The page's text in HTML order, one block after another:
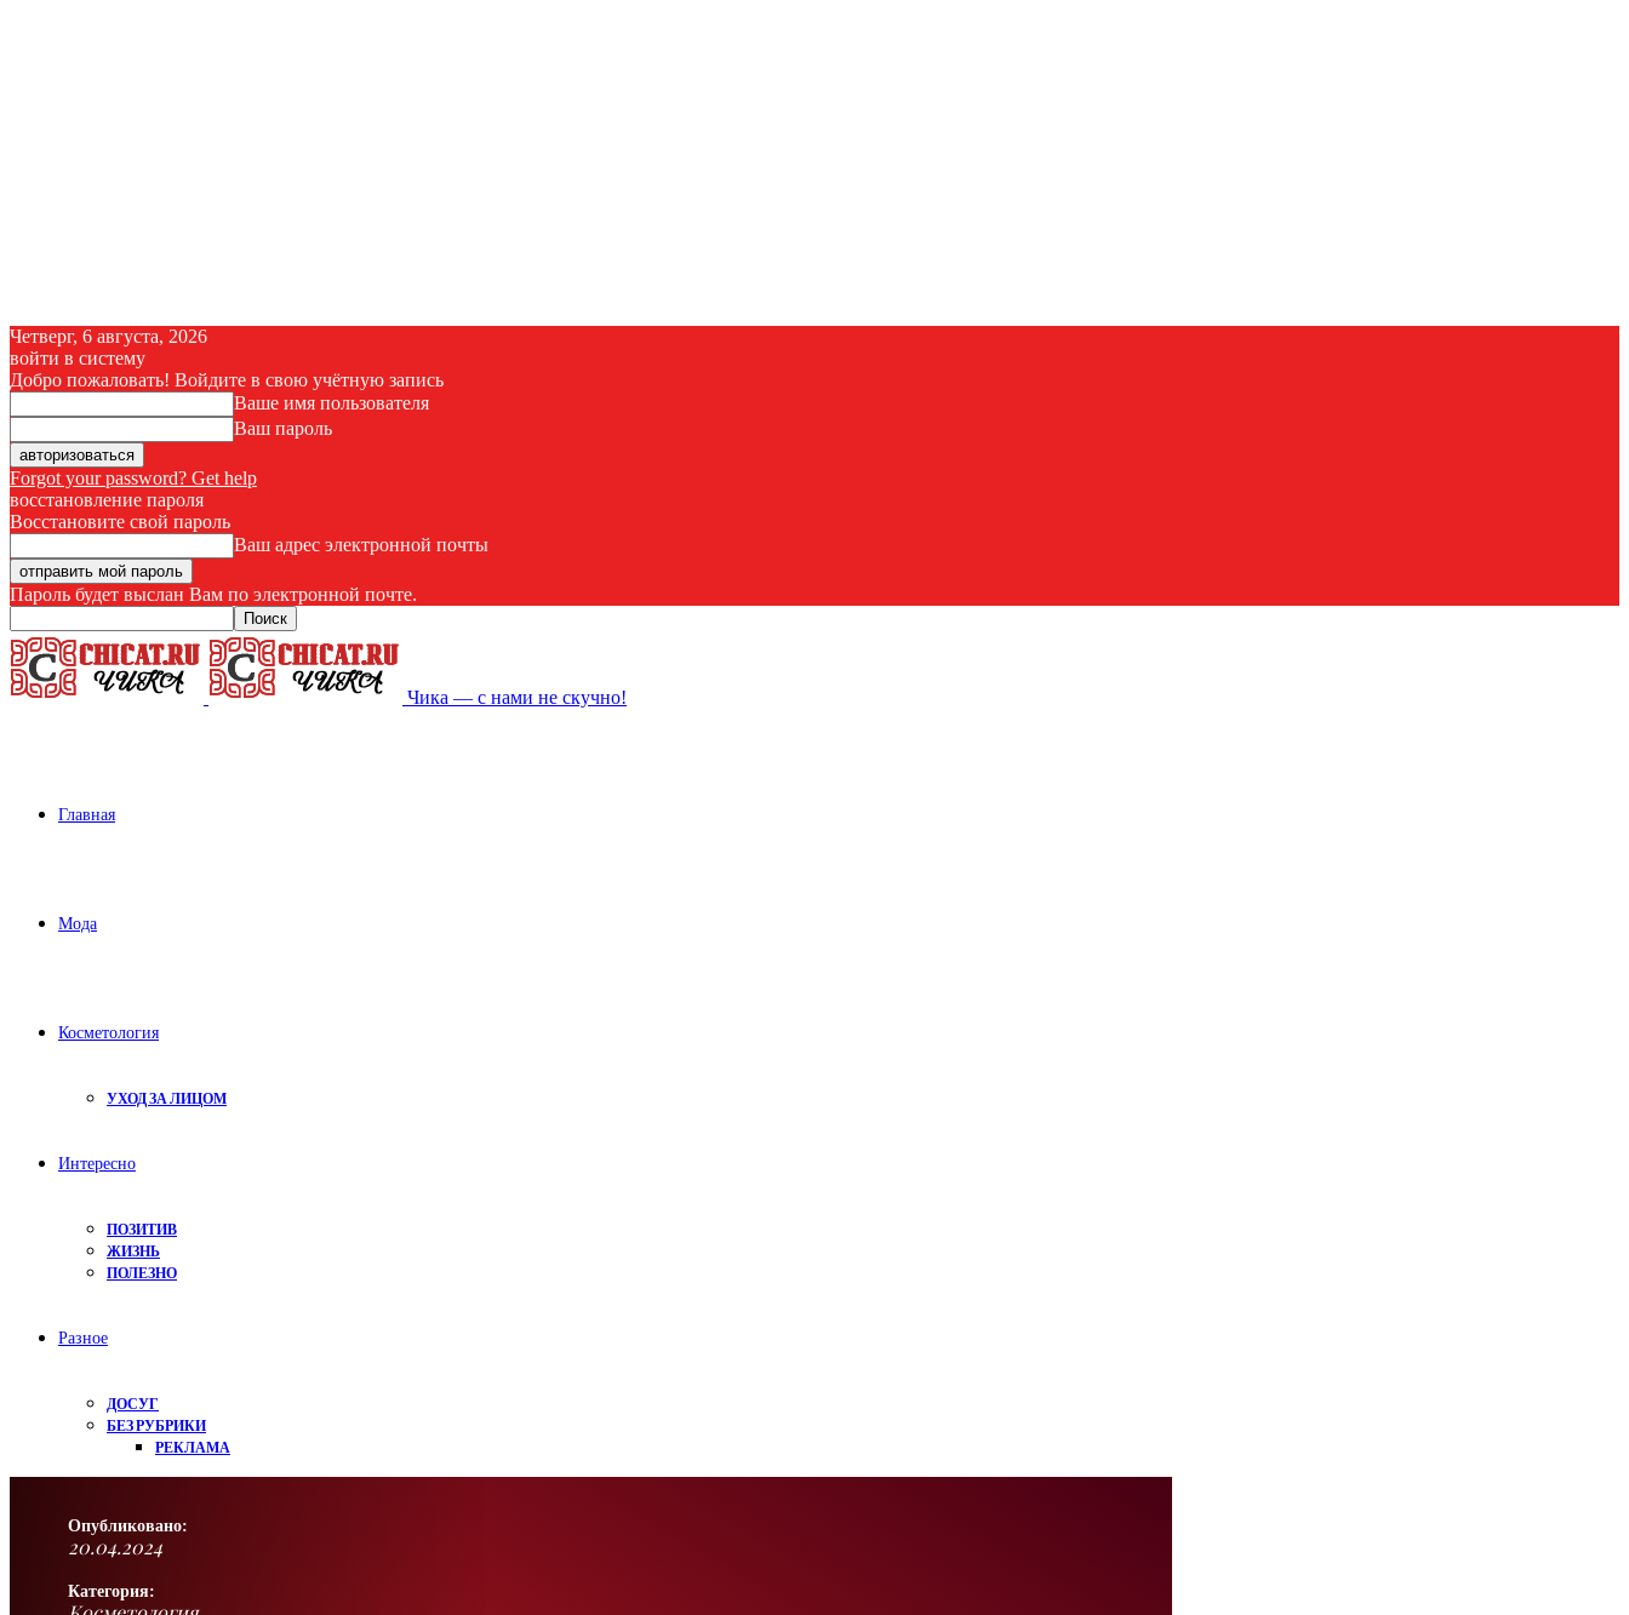
Четверг, 6 августа, 2026
войти в систему
Добро пожаловать! Войдите в свою учётную запись
Ваше имя пользователя
Ваш пароль
Forgot your password? Get help
восстановление пароля
Восстановите свой пароль
Ваш адрес электронной почты
Пароль будет выслан Вам по электронной почте.
Чика — с нами не скучно!
Главная
Мода
Косметология
УХОД ЗА ЛИЦОМ
Интересно
ПОЗИТИВ
ЖИЗНЬ
ПОЛЕЗНО
Разное
ДОСУГ
БЕЗ РУБРИКИ
РЕКЛАМА
Опубликовано:
20.04.2024
Категория: